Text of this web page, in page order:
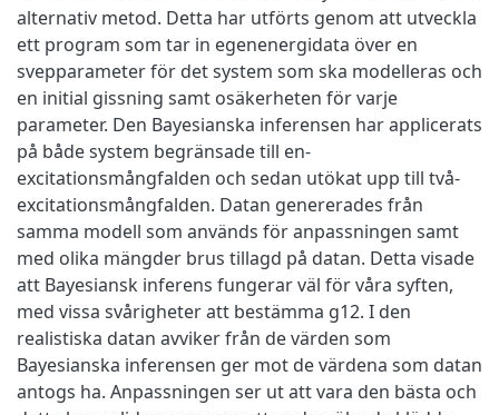
alternativ metod. Detta har utförts genom att utveckla
ett program som tar in egenenergidata över en
svepparameter för det system som ska modelleras och
en initial gissning samt osäkerheten för varje
parameter. Den Bayesianska inferensen har applicerats
på både system begränsade till en-
excitationsmångfalden och sedan utökat upp till två-
excitationsmångfalden. Datan genererades från
samma modell som används för anpassningen samt
med olika mängder brus tillagd på datan. Detta visade
att Bayesiansk inferens fungerar väl för våra syften,
med vissa svårigheter att bestämma g12. I den
realistiska datan avviker från de värden som
Bayesianska inferensen ger mot de värdena som datan
antogs ha. Anpassningen ser ut att vara den bästa och